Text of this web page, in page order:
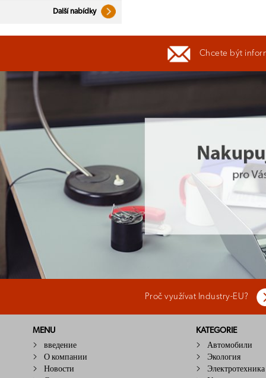
Další nabídky
Chcete být
Proč využívat Industry-EU?
MENU
введение
О компании
Новости
KATEGORIE
Автомобили
Экология
Электротехника